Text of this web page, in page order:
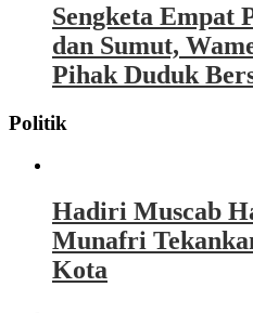
Sengketa Empat
dan Sumut,
Pihak Duduk
Politik
Hadiri Muscab
Munafri
Kota